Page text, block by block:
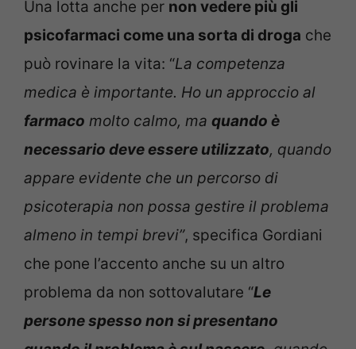
Una lotta anche per non vedere più gli
psicofarmaci come una sorta di droga che
può rovinare la vita: “La competenza
medica è importante. Ho un approccio al
farmaco molto calmo, ma quando è
necessario deve essere utilizzato, quando
appare evidente che un percorso di
psicoterapia non possa gestire il problema
almeno in tempi brevi”, specifica Gordiani
che pone l’accento anche su un altro
problema da non sottovalutare “Le
persone spesso non si presentano